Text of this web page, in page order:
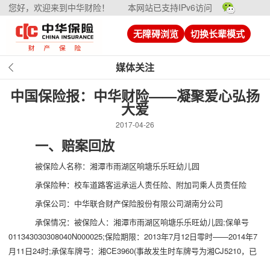
您好，欢迎来到中华财险！ 本网站已支持IPv6访问
无障碍浏览 切换长辈模式
媒体关注
中国保险报：中华财险——凝聚爱心弘扬
大爱
2017-04-26
一、赔案回放
被保险人名称：湘潭市雨湖区响塘乐乐旺幼儿园
承保险种：校车道路客运承运人责任险、附加司乘人员责任险
承保公司：中华联合财产保险股份有限公司湖南分公司
承保情况：被保险人：湘潭市雨湖区响塘乐乐旺幼儿园;保单号
011343030308040N000025;保险期限：2013年7月12日零时——2014年7
月11日24时;承保车牌号：湘CE3960(事故发生时车牌号为湘CJ5210，已